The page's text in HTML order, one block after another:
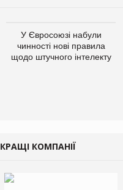
У Євросоюзі набули
чинності нові правила
щодо штучного інтелекту
КРАЩІ КОМПАНІЇ